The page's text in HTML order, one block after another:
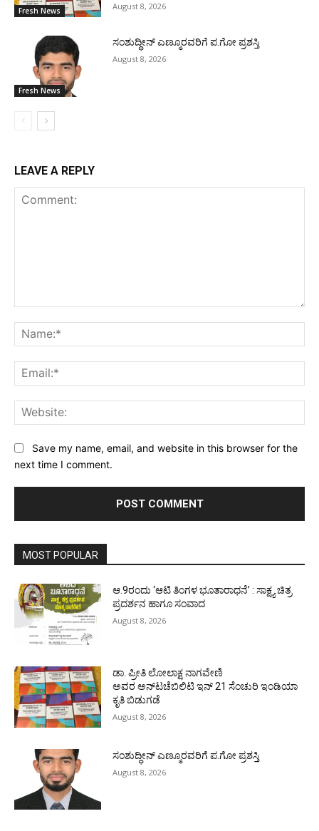
Fresh News August 8, 2026
Fresh News
ಸಂಶುದ್ಧೀನ್ ಎಣ್ಮೂರವರಿಗೆ ಪ.ಗೋ ಪ್ರಶಸ್ತಿ
August 8, 2026
LEAVE A REPLY
Save my name, email, and website in this browser for the
next time I comment.
MOST POPULAR
ಆ.9ರಂದು ‘ಆಟಿ ತಿಂಗಳ ಭೂತಾರಾಧನೆ’ : ಸಾಕ್ಷ್ಯ ಚಿತ್ರ
ಪ್ರದರ್ಶನ ಹಾಗೂ ಸಂವಾದ
August 8, 2026
ಡಾ. ಪ್ರೀತಿ ಲೋಲಾಕ್ಷ ನಾಗವೇಣಿ
ಅವರ ಅನ್‌ಟಚೆಬಿಲಿಟಿ ಇನ್ 21 ಸೆಂಚುರಿ ಇಂಡಿಯಾ
ಕೃತಿ ಬಿಡುಗಡೆ
August 8, 2026
ಸಂಶುದ್ಧೀನ್ ಎಣ್ಮೂರವರಿಗೆ ಪ.ಗೋ ಪ್ರಶಸ್ತಿ
August 8, 2026